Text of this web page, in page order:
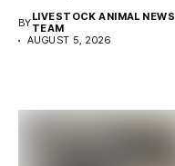
BYLIVESTOCK ANIMAL NEWS
TEAM
AUGUST 5, 2026